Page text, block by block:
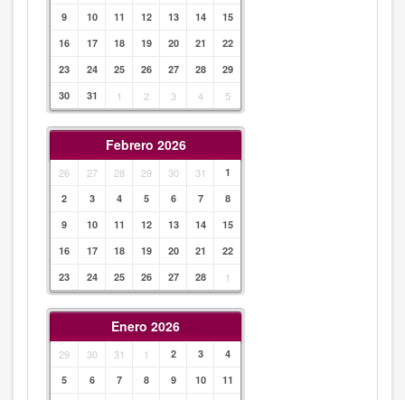
9
10 11 12 13 14
15
16
17 18 19 20 21
22
23
24 25 26 27 28
29
30
31 1 2 3 4 5
Febrero 2026
26 27 28 29 30 31
1
2
3 4 5 6 7
8
9
10 11 12 13 14
15
16
17 18 19 20 21
22
23
24 25 26 27 28 1
Enero 2026
29 30 31 1 2 3
4
5
6 7 8 9 10
11